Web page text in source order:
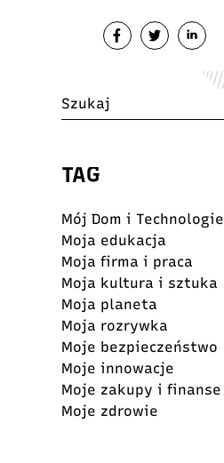
TAG
Mój Dom i Technologie
Moja edukacja
Moja firma i praca
Moja kultura i sztuka
Moja planeta
Moja rozrywka
Moje bezpieczeństwo
Moje innowacje
Moje zakupy i finanse
Moje zdrowie